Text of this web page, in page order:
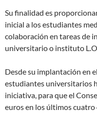
Su finalidad es
inicial a los estudiantes
colaboración en tareas de
universitario o instituto
Desde su implantación en
estudiantes universitarios
iniciativa, para que el
euros en los últimos cuatro